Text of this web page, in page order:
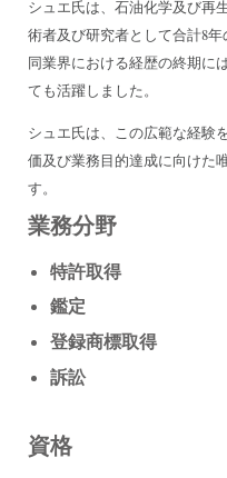
シュエ氏は、石油化学及び再
術者及び研究者として合計8年
同業界における経歴の終期に
ても活躍しました。
シュエ氏は、この広範な経験
価及び業務目的達成に向けた
す。
業務分野
特許取得
鑑定
登録商標取得
訴訟
資格